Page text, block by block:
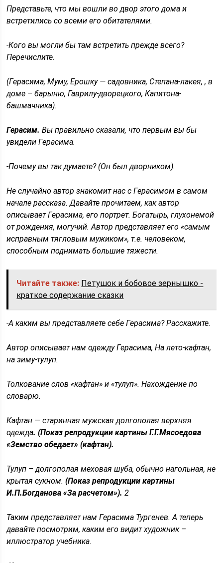
Представьте, что мы вошли во двор этого дома и
встретились со всеми его обитателями.
-Кого вы могли бы там встретить прежде всего?
Перечислите.
(Герасима, Муму, Ерошку — садовника, Степана-лакея, , в
доме – барыню, Гаврилу-дворецкого, Капитона-
башмачника).
Герасим. Вы правильно сказали, что первым вы бы
увидели Герасима.
-Почему вы так думаете? (Он был дворником).
Не случайно автор знакомит нас с Герасимом в самом
начале рассказа. Давайте прочитаем, как автор
описывает Герасима, его портрет. Богатырь, глухонемой
от рождения, могучий. Автор представляет его «самым
исправным тягловым мужиком», т.е. человеком,
способным поднимать большие тяжести.
Читайте также: Петушок и бобовое зернышко -
краткое содержание сказки
-А каким вы представляете себе Герасима? Расскажите.
Автор описывает нам одежду Герасима, На лето-кафтан,
на зиму-тулуп.
Толкование слов «кафтан» и «тулуп». Нахождение по
словарю.
Кафтан — старинная мужская долгополая верхняя
одежда. (Показ репродукции картины Г.Г.Мясоедова
«Земство обедает» (кафтан).
Тулуп – долгополая меховая шуба, обычно нагольная, не
крытая сукном.(Показ репродукции картины
И.П.Богданова «За расчетом»).2
Таким представляет нам Герасима Тургенев. А теперь
давайте посмотрим, каким его видит художник –
иллюстратор учебника.